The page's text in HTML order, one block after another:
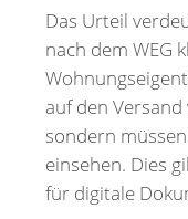
Das Urteil
nach dem WEG
auf den
sondern
einsehen. Dies
für digitale